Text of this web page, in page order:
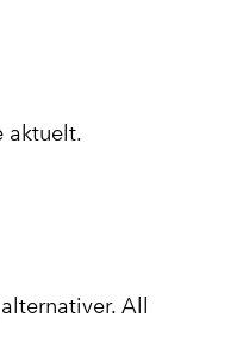
aktuelt.
All